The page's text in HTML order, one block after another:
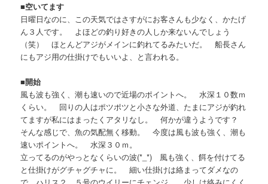
動
■空いてます
日曜日なのに、この天気ではさすがにお客さんも少なく、かたげ
ん３人です。 よほどの釣り好きの人しか来ないんでしょう
（笑） ほとんどアジがメインに釣れてるみたいだ。 船長さん
にもアジ用の仕掛けでもいいよ、と言われる。
■開始
風も波も強く、潮も速いので近場のポイントへ。 水深１０数ｍ
くらい。 回りの人はポツポツと小さな外道、たまにアジが釣れ
てますが私にはまったくアタリなし。 何かが違うようです？
そんな感じで、魚の気配無く移動。 今度は風も波も強く、潮も
速いポイントへ。 水深３０ｍ。
立ってるのがやっとなくらいの波(*_*) 風も強く、餌を付けてる
と仕掛けがグチャグチャに。 細い仕掛けは絡まってダメなの